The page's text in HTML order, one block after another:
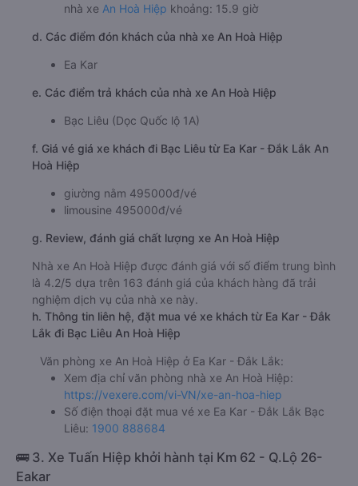
nhà xe An Hoà Hiệp khoảng: 15.9 giờ
d. Các điểm đón khách của nhà xe An Hoà Hiệp
Ea Kar
e. Các điểm trả khách của nhà xe An Hoà Hiệp
Bạc Liêu (Dọc Quốc lộ 1A)
f. Giá vé giá xe khách đi Bạc Liêu từ Ea Kar - Đắk Lắk An
Hoà Hiệp
giường nằm 495000đ/vé
limousine 495000đ/vé
g. Review, đánh giá chất lượng xe An Hoà Hiệp
Nhà xe An Hoà Hiệp được đánh giá với số điểm trung bình
là 4.2/5 dựa trên 163 đánh giá của khách hàng đã trải
nghiệm dịch vụ của nhà xe này.
h. Thông tin liên hệ, đặt mua vé xe khách từ Ea Kar - Đắk
Lắk đi Bạc Liêu An Hoà Hiệp
Văn phòng xe An Hoà Hiệp ở Ea Kar - Đắk Lắk:
Xem địa chỉ văn phòng nhà xe An Hoà Hiệp:
https://vexere.com/vi-VN/xe-an-hoa-hiep
Số điện thoại đặt mua vé xe Ea Kar - Đắk Lắk Bạc
Liêu: 1900 888684
🚌 3. Xe Tuấn Hiệp khởi hành tại Km 62 - Q.Lộ 26-
Eakar